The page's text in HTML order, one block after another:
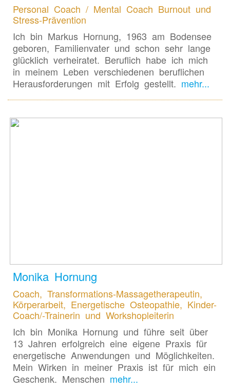
Personal Coach / Mental Coach Burnout und
Stress-Prävention
Ich bin Markus Hornung, 1963 am Bodensee
geboren, Familienvater und schon sehr lange
glücklich verheiratet. Beruflich habe ich mich
in meinem Leben verschiedenen beruflichen
Herausforderungen mit Erfolg gestellt. mehr...
Monika Hornung
Coach, Transformations-Massagetherapeutin,
Körperarbeit, Energetische Osteopathie, Kinder-
Coach/-Trainerin und Workshopleiterin
Ich bin Monika Hornung und führe seit über
13 Jahren erfolgreich eine eigene Praxis für
energetische Anwendungen und Möglichkeiten.
Mein Wirken in meiner Praxis ist für mich ein
Geschenk. Menschen mehr...